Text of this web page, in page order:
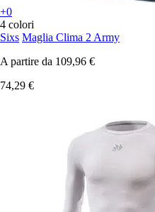
+0
4 colori
Sixs Maglia Clima 2 Army
A partire da 109,96 €
74,29 €